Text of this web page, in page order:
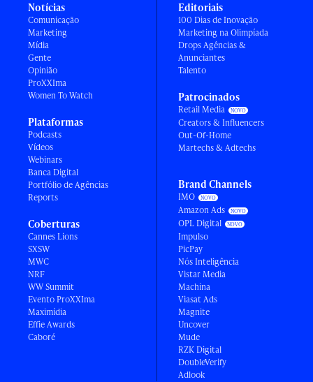
Notícias
Comunicação
Marketing
Mídia
Gente
Opinião
ProXXIma
Women To Watch
Plataformas
Podcasts
Vídeos
Webinars
Banca Digital
Portfólio de Agências
Reports
Coberturas
Cannes Lions
SXSW
MWC
NRF
WW Summit
Evento ProXXIma
Maximídia
Effie Awards
Caboré
Editoriais
100 Dias de Inovação
Marketing na Olimpíada
Drops Agências &
Anunciantes
Talento
Patrocinados
Retail Media
Creators & Influencers
Out-Of-Home
Martechs & Adtechs
Brand Channels
IMO
Amazon Ads
OPL Digital
Impulso
PicPay
Nós Inteligência
Vistar Media
Machina
Viasat Ads
Magnite
Uncover
Mude
RZK Digital
DoubleVerify
Adlook